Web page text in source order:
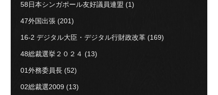
58日本シンガポール友好議員連盟 (1)
47外国出張 (201)
16-2 デジタル大臣・デジタル行財政改革 (169)
48総裁選挙２０２４ (13)
01外務委員長 (52)
02総裁選2009 (13)